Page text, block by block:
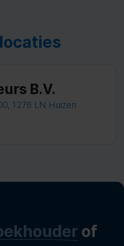
B.V.
1276 LN Huizen
of